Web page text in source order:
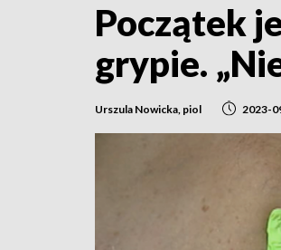
Początek
grypie.
Urszula Nowicka, piol 2023-